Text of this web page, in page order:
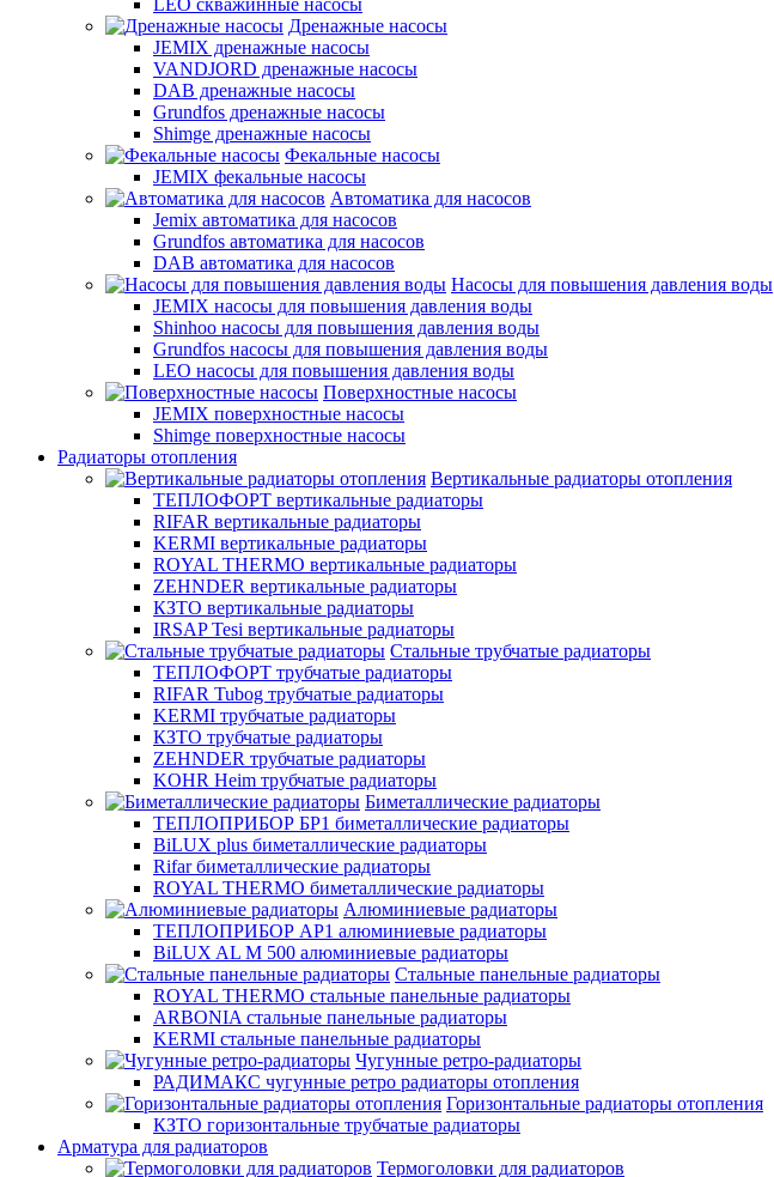
LEO скважинные насосы
Дренажные насосы
JEMIX дренажные насосы
VANDJORD дренажные насосы
DAB дренажные насосы
Grundfos дренажные насосы
Shimge дренажные насосы
Фекальные насосы
JEMIX фекальные насосы
Автоматика для насосов
Jemix автоматика для насосов
Grundfos автоматика для насосов
DAB автоматика для насосов
Насосы для повышения давления воды
JEMIX насосы для повышения давления воды
Shinhoo насосы для повышения давления воды
Grundfos насосы для повышения давления воды
LEO насосы для повышения давления воды
Поверхностные насосы
JEMIX поверхностные насосы
Shimge поверхностные насосы
Радиаторы отопления
Вертикальные радиаторы отопления
ТЕПЛОФОРТ вертикальные радиаторы
RIFAR вертикальные радиаторы
KERMI вертикальные радиаторы
ROYAL THERMO вертикальные радиаторы
ZEHNDER вертикальные радиаторы
КЗТО вертикальные радиаторы
IRSAP Tesi вертикальные радиаторы
Стальные трубчатые радиаторы
ТЕПЛОФОРТ трубчатые радиаторы
RIFAR Tubog трубчатые радиаторы
KERMI трубчатые радиаторы
КЗТО трубчатые радиаторы
ZEHNDER трубчатые радиаторы
KOHR Heim трубчатые радиаторы
Биметаллические радиаторы
ТЕПЛОПРИБОР БР1 биметаллические радиаторы
BiLUX plus биметаллические радиаторы
Rifar биметаллические радиаторы
ROYAL THERMO биметаллические радиаторы
Алюминиевые радиаторы
ТЕПЛОПРИБОР АР1 алюминиевые радиаторы
BiLUX AL M 500 алюминиевые радиаторы
Стальные панельные радиаторы
ROYAL THERMO стальные панельные радиаторы
ARBONIA стальные панельные радиаторы
KERMI стальные панельные радиаторы
Чугунные ретро-радиаторы
РАДИМАКС чугунные ретро радиаторы отопления
Горизонтальные радиаторы отопления
КЗТО горизонтальные трубчатые радиаторы
Арматура для радиаторов
Термоголовки для радиаторов